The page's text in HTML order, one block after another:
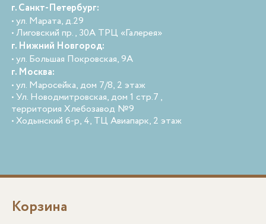
г. Санкт-Петербург:
• ул. Марата, д.29
• Лиговский пр., 30А ТРЦ «Галерея»
г. Нижний Новгород:
• ул. Большая Покровская, 9А
г. Москва:
• ул. Маросейка, дом 7/8, 2 этаж
• Ул. Новодмитровская, дом 1 стр.7 ,
территория Хлебозавод №9
• Ходынский б-р, 4, ТЦ Авиапарк, 2 этаж
Корзина